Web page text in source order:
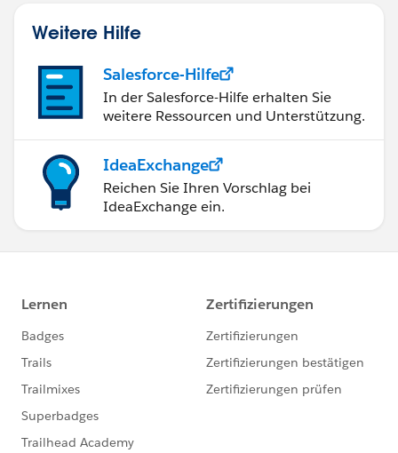
Weitere Hilfe
Salesforce-Hilfe
In der Salesforce-Hilfe erhalten Sie
weitere Ressourcen und Unterstützung.
IdeaExchange
Reichen Sie Ihren Vorschlag bei
IdeaExchange ein.